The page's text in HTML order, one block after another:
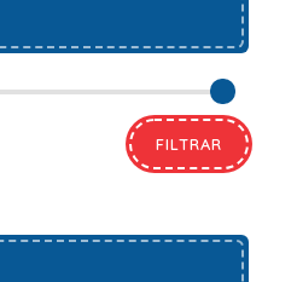
FILTRAR